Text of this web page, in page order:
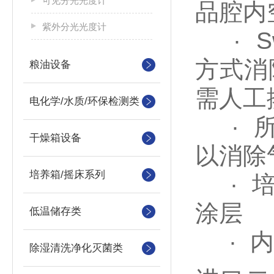
紫外分光光度计
粮油设备
电化学/水质/环保检测类
干燥箱设备
培养箱/摇床系列
低温储存类
除湿清洗净化灭菌类
品腔
·
方式
需人工
· 所
以消除
· 培
涂层
· 内